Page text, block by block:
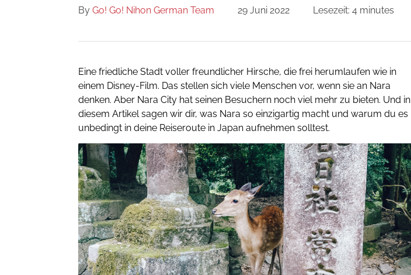
By Go! Go! Nihon German Team 29 Juni 2022 Lesezeit: 4 minutes
Eine friedliche Stadt voller freundlicher Hirsche, die frei herumlaufen wie in
einem Disney-Film. Das stellen sich viele Menschen vor, wenn sie an Nara
denken. Aber Nara City hat seinen Besuchern noch viel mehr zu bieten. Und in
diesem Artikel sagen wir dir, was Nara so einzigartig macht und warum du es
unbedingt in deine Reiseroute in Japan aufnehmen solltest.